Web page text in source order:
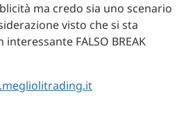
ma credo sia uno scenario
visto che si sta
FALSO BREAK